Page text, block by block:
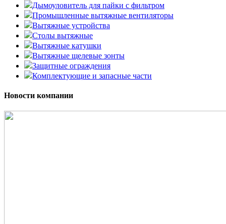
Дымоуловитель для пайки с фильтром
Промышленные вытяжные вентиляторы
Вытяжные устройства
Столы вытяжные
Вытяжные катушки
Вытяжные щелевые зонты
Защитные ограждения
Комплектующие и запасные части
Новости компании